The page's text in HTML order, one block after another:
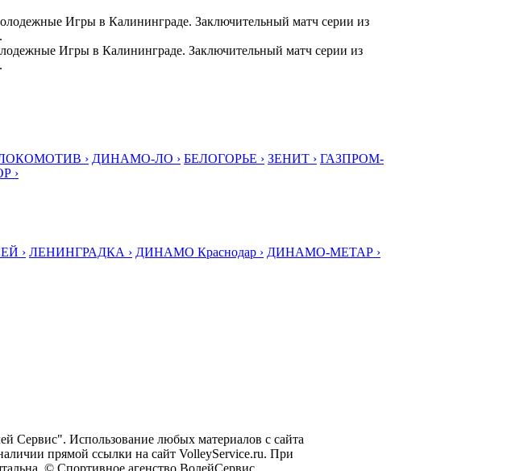
Игры в Калининграде. Заключительный матч серии из
Игры в Калининграде. Заключительный матч серии из
› ДИНАМО-ЛО › БЕЛОГОРЬЕ › ЗЕНИТ › ГАЗПРОМ-
›
› ЛЕНИНГРАДКА › ДИНАМО Краснодар › ДИНАМО-МЕТАР ›
Сервис". Использование любых материалов с сайта
прямой ссылки на сайт VolleyService.ru. При
© Спортивное агенство ВолейСервис.